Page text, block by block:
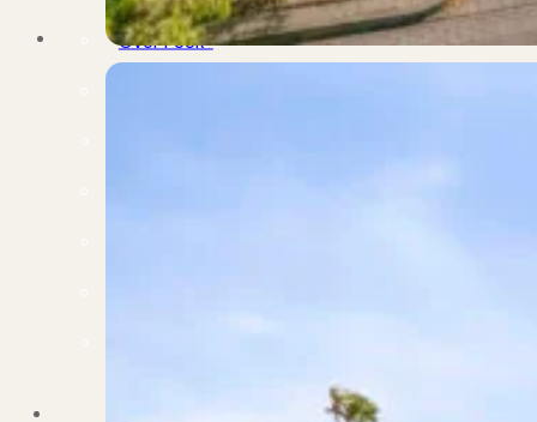
Over PUUR*
Wie zijn wij?